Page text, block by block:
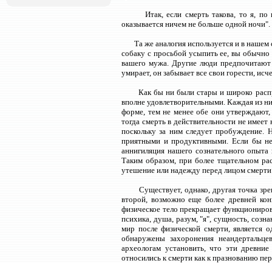
Итак, если смерть такова, то я,
оказывается ничем не больше одной
Та же аналогия используется и в
собаку с просьбой усыпить ее, вы обычно
вашего мужа. Другие люди
умирает, он забывает все свои горести,
Как бы ни были стары и широко
вполне удовлетворительными. Каждая из
форме, тем не менее обе они утверждают,
тогда смерть в действительности не
поскольку за ним следует
приятными и продуктивными. Если бы
аннигиляция нашего сознательного
Таким образом, при более тщательном
утешение или надежду перед лицом
Существует, однако, другая точка
второй, возможно еще более древней
физическое тело прекращает
психика, душа, разум, "я", сущность,
мир после физической смерти, является
обнаружены захоронения
археологам установить, что эти
относились к смерти как к празнованию